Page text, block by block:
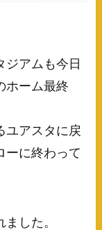
ジアムも今日
ホーム最終
ユアスタに戻
ーに終わって
した。